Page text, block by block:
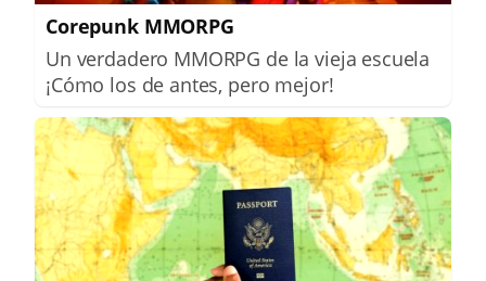
Corepunk MMORPG
Un verdadero MMORPG de la vieja escuela
¡Cómo los de antes, pero mejor!